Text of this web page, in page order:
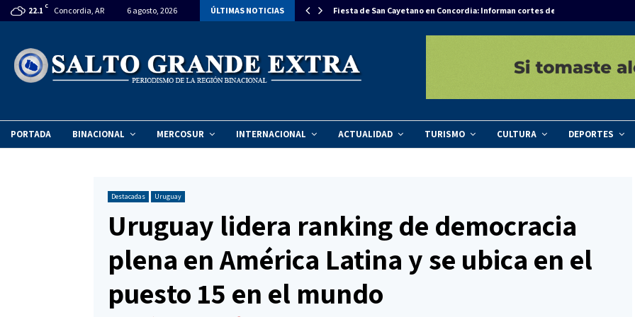
22.1 C Concordia, AR 6 agosto, 2026 ÚLTIMAS NOTICIAS
declarar la emergencia ambiental en el Vertedero Municipal de… Fiesta de San Cayetano en Concordia: Informan cortes de tránsito…
PORTADA BINACIONAL MERCOSUR INTERNACIONAL ACTUALIDAD TURISMO CULTURA DEPORTES
Destacadas Uruguay
Uruguay lidera ranking de democracia
plena en América Latina y se ubica en el
puesto 15 en el mundo